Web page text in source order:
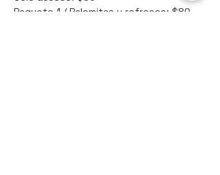
Paquete 1 / Palomitas y refresco: $80